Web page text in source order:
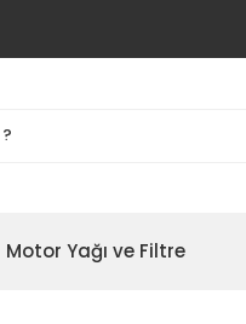
Motor Yağı ve Filtre